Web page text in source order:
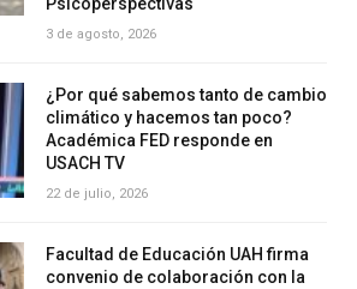
3 de agosto, 2026
¿Por qué sabemos tanto de cambio
climático y hacemos tan poco?
Académica FED responde en
USACH TV
22 de julio, 2026
Facultad de Educación UAH firma
convenio de colaboración con la